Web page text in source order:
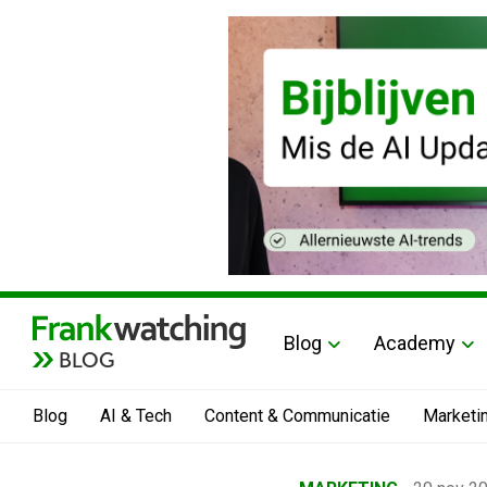
BLOG
Blog Academy
Blog AI & Tech Content & Communicatie